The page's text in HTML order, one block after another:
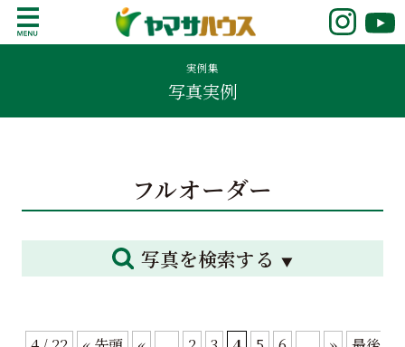
o
鹿児島で注文住宅ならヤマサハウス
新築の注文住宅や建売モデルハウスをお探し
の方はこちら。鹿児島県内で11年連続ナンバ
ーワンの実績を誇る、絆の家でおなじみの
ヤマサハウス。展示場情報や家づくりのこだ
実例集
写真実例
フルオーダー
写真を検索する